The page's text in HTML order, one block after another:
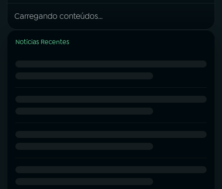
Carregando conteúdos...
Notícias Recentes